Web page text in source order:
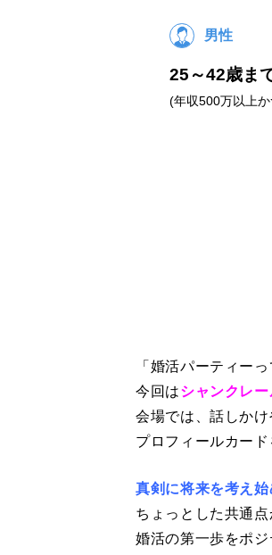
男性
25～42歳ま
(年収500万以上
「婚活パーティー
今回はシャンクレ
会場では、話しか
プロフィールカー
真剣に将来を考え
ちょっとした共通
婚活の第一歩をポジ